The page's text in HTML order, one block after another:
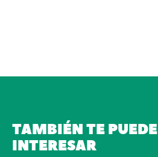
TAMBIÉN TE PUEDE
INTERESAR